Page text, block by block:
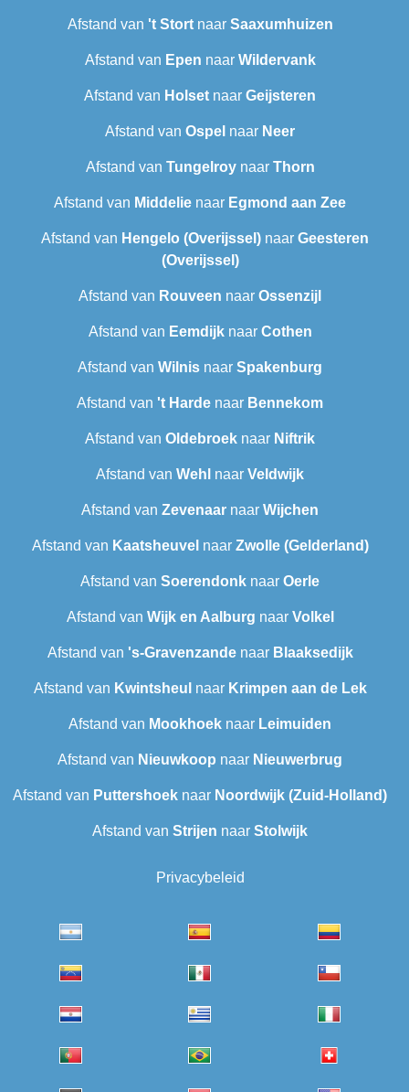
Afstand van 't Stortnaar Saaxumhuizen
Afstand van Epen naar Wildervank
Afstand van Holset naar Geijsteren
Afstand van Ospel naar Neer
Afstand van Tungelroynaar Thorn
Afstand van Middelie naar Egmond aan Zee
Afstand van Hengelo (Overijssel)naar Geesteren
(Overijssel)
Afstand van Rouveen naar Ossenzijl
Afstand van Eemdijknaar Cothen
Afstand van Wilnis naar Spakenburg
Afstand van 't Harde naar Bennekom
Afstand van Oldebroek naar Niftrik
Afstand van Wehl naar Veldwijk
Afstand van Zevenaar naar Wijchen
Afstand van Kaatsheuvel naar Zwolle (Gelderland)
Afstand van Soerendonk naar Oerle
Afstand van Wijk en Aalburg naar Volkel
Afstand van 's-Gravenzandenaar Blaaksedijk
Afstand van Kwintsheul naar Krimpen aan de Lek
Afstand van Mookhoek naar Leimuiden
Afstand van Nieuwkoop naar Nieuwerbrug
Afstand van Puttershoek naar Noordwijk (Zuid-Holland)
Afstand van Strijen naar Stolwijk
Privacybeleid